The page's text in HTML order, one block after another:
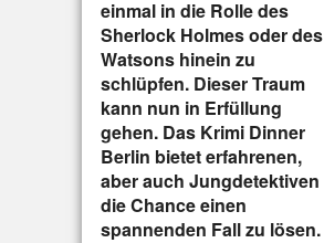
einmal in die Rolle des
Sherlock Holmes oder des
Watsons hinein zu
schlüpfen. Dieser Traum
kann nun in Erfüllung
gehen. Das Krimi Dinner
Berlin bietet erfahrenen,
aber auch Jungdetektiven
die Chance einen
spannenden Fall zu lösen.